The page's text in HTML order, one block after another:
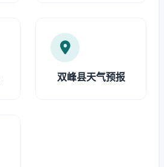
双峰县天气预报